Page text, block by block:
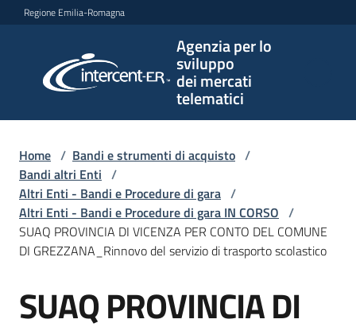
Vai al contenuto
Vai alla navigazione
Vai al footer
Regione Emilia-Romagna
Agenzia per lo
sviluppo
dei mercati
telematici
per lo
sviluppo
telematici
L'Agenzia
Bandi
e
Home / Bandi e strumenti di acquisto /
Bandi altri Enti /
Altri Enti - Bandi e Procedure di gara /
Altri Enti - Bandi e Procedure di gara IN CORSO /
SUAQ PROVINCIA DI VICENZA PER CONTO DEL COMUNE
DI GREZZANA_Rinnovo del servizio di trasporto scolastico
Salta al contenuto
SUAQ PROVINCIA DI